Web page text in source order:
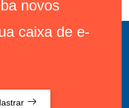
novos
caixa de e-